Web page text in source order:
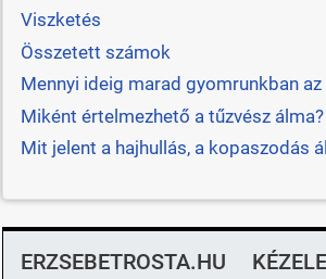
Viszketés
Összetett számok
Mennyi ideig marad gyomrunkban az
Miként értelmezhető a tűzvész álma?
Mit jelent a hajhullás, a kopaszodás
ERZSEBETROSTA.HU